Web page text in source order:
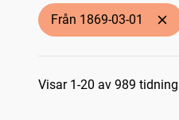
Norrlandsposten (1837)
träffar
träffar
Jönköpingsbladet
träffar
Från 1869-03-01
Visar 1-20 av 989